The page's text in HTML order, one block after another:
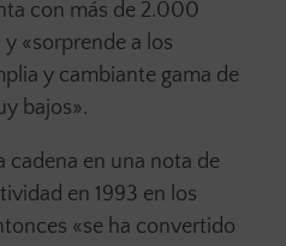
con más de 2.000
«sorprende a los
y cambiante gama de
bajos».
cadena en una nota de
en 1993 en los
«se ha convertido